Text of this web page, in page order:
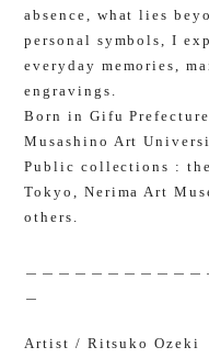
absence, what lies
personal symbols, I
everyday memories,
engravings.
Born in Gifu
Musashino Art
Public collections :
Tokyo, Nerima Art
others.
Artist / Ritsuko Ozeki